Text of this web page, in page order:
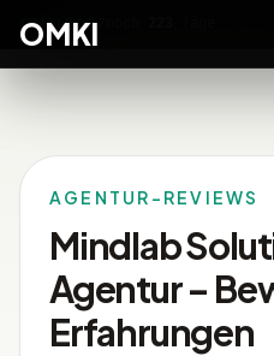
OMKI 2027
OMKI
AGENTUR-REVIEWS
Mindlab
Agentur –
Erfahrungen